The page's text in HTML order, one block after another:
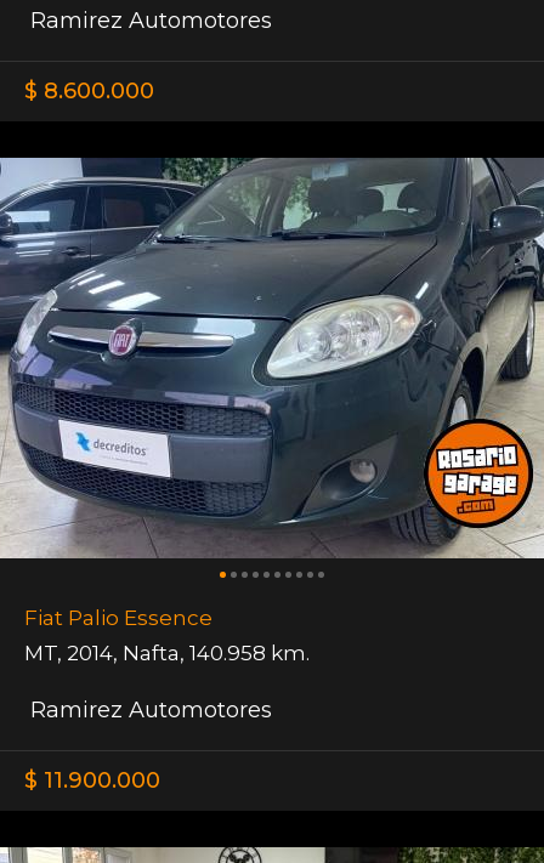
Ramirez Automotores
$ 8.600.000
Fiat Palio Essence
MT, 2014, Nafta, 140.958 km.
Ramirez Automotores
$ 11.900.000